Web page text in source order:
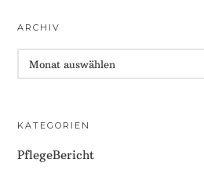
ARCHIV
KATEGORIEN
PflegeBericht